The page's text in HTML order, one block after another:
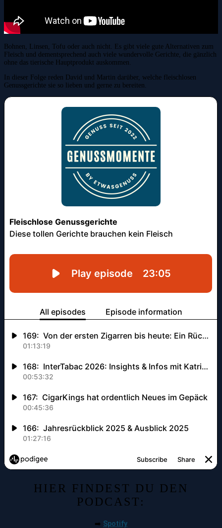
Bohnen, Linsen, Tofu oder auch nicht. Es gibt viele gute Alternativen zum
Fleisch und dementsprechend auch viele wundervolle Gerichte, die gänzlich
ohne das tierische Hauptprodukt auskommen.
In dieser Folge reden David und Martin darüber, welche fleischlosen
Genussgerichte sie so lieben und gerne zu bereiten.
HIER FINDEST DU DEN
PODCAST:
➡️ Spotify